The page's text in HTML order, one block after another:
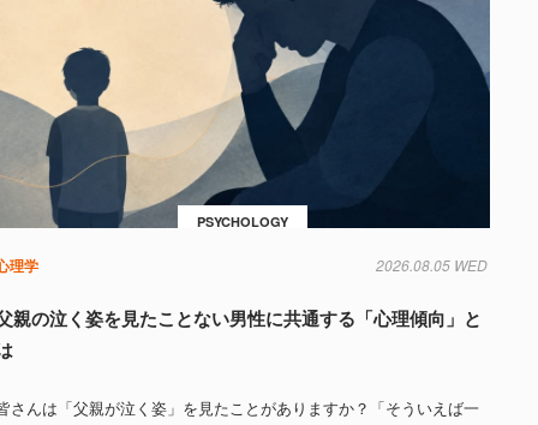
PSYCHOLOGY
理学 2026.08.05 WED
親の泣く姿を見たことない男性に共通する「心理傾向」と
さんは「父親が泣く姿」を見たことがありますか？「そういえば一